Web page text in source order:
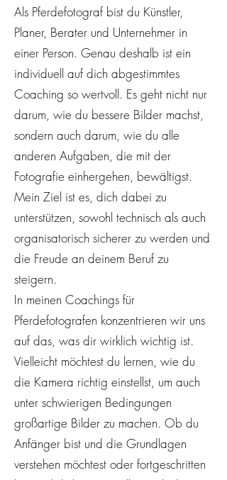
Als Pferdefotograf bist du Künstler,
Planer, Berater und Unternehmer in
einer Person. Genau deshalb ist ein
individuell auf dich abgestimmtes
Coaching so wertvoll. Es geht nicht nur
darum, wie du bessere Bilder machst,
sondern auch darum, wie du alle
anderen Aufgaben, die mit der
Fotografie einhergehen, bewältigst.
Mein Ziel ist es, dich dabei zu
unterstützen, sowohl technisch als auch
organisatorisch sicherer zu werden und
die Freude an deinem Beruf zu
steigern.
In meinen Coachings für
Pferdefotografen konzentrieren wir uns
auf das, was dir wirklich wichtig ist.
Vielleicht möchtest du lernen, wie du
die Kamera richtig einstellst, um auch
unter schwierigen Bedingungen
großartige Bilder zu machen. Ob du
Anfänger bist und die Grundlagen
verstehen möchtest oder fortgeschritten